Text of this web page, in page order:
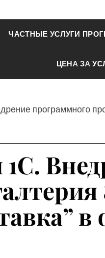
ЧАСТНЫЕ УСЛУГИ
ЦЕНА ЗА
программного
1С.